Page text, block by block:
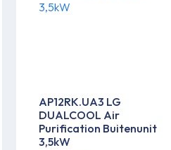
AP12RK.UA3 LG
DUALCOOL Air
Purification Buitenunit
3,5kW